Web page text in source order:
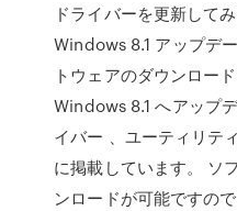
ドライバーを更新して
Windows 8.1 アップデ
トウェアのダウンロー
Windows 8.1 へアップ
イバー 、ユーティリテ
に掲載しています。 ソ
ンロードが可能ですの